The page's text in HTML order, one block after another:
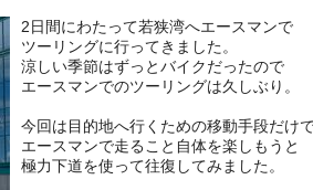
2日間にわたって若狭湾へエースマンで
ツーリングに行ってきました。
涼しい季節はずっとバイクだったので
エースマンでのツーリングは久しぶり。
今回は目的地へ行くための移動手段だけで
エースマンで走ること自体を楽しもうと
極力下道を使って往復してみました。